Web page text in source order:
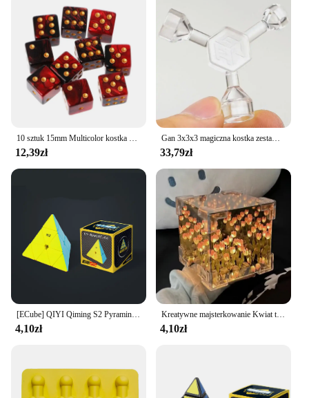
10 sztuk 15mm Multicolor kostka z akrylu kości koraliki sześć stron przenośny stół gry zabawki
12,39zł
Gan 3x3x3 magiczna kostka zestaw narzędzi GAN stojak naklejki Lube mata kostka 3x3 osłona środkowa akcesoria Cubo Magico
33,79zł
[ECube] QIYI Qiming S2 Pyraminx 3x3x3 magiczna kostka profesjonalna puzzla dla dzieci zabawka na prezent dla dzieci
4,10zł
Kreatywne majsterkowanie Kwiat tulipana Kostka morska Trójwymiarowa mała lampka nocna Pakiet materiałów dla dziewczyny Para Dziewczyny
4,10zł